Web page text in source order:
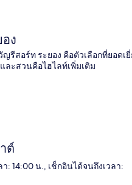
ง
รีสอร์ท ระยอง คือตัวเลือกที่ยอด
ละสวนคือไฮไลท์เพิ่มเติม
ต์
: 14:00 น., เช็กอินได้จนถึงเวลา: